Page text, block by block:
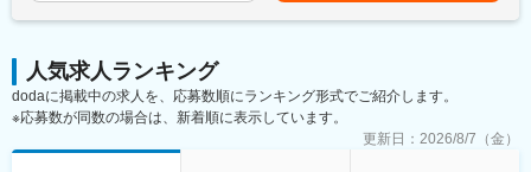
ンを作り、仮想実験で最適条件を瞬時に導きます。結果、開発期
・仲間はAIエンジニアや大手企業出身者など多彩なメンバーで構
成され、資金調達も完了しています。
・国家プロジェクトや大手企業との共同研究も進行中で、日本の
ものづくりに新しい常識を生み出す挑戦を続けています。
■働く環境：
（1）長期的に働き続けられる環境
働きがいを感じながら、能力を100％発揮し成果をあげることが
できるよう、多様な働き方の推進・定着を強化。
人気求人ランキング
dodaに掲載中の求人を、応募数順にランキング形式でご紹介します。
※応募数が同数の場合は、新着順に表示しています。
更新日： 2026/8/7（金）